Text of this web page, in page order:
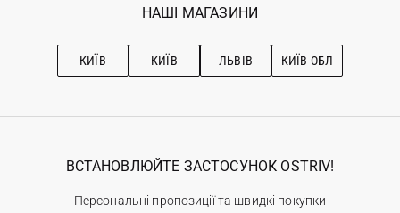
Ostriv Club+
Наші магазини
Рекомендації з догляду
НАШІ МАГАЗИНИ
КИЇВ КИЇВ ЛЬВІВ КИЇВ ОБЛ
ВСТАНОВЛЮЙТЕ ЗАСТОСУНОК OSTRIV!
Персональні пропозиції та швидкі покупки